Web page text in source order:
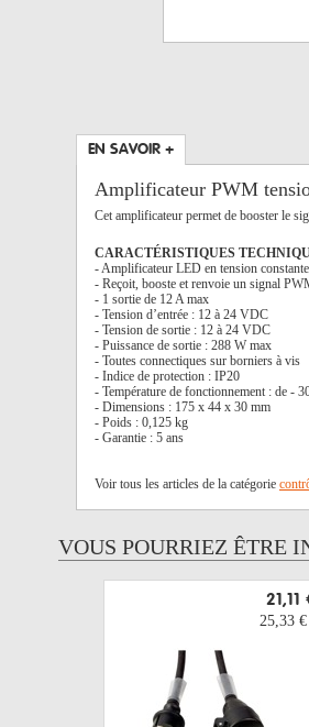
EN SAVOIR +
Amplificateur PWM
Cet amplificateur permet de booster le
CARACTÉRISTIQUES
- Amplificateur LED en tension constante
- Reçoit, booste et renvoie un signal
- 1 sortie de 12 A max
- Tension d’entrée : 12 à 24 VDC
- Tension de sortie : 12 à 24 VDC
- Puissance de sortie : 288 W max
- Toutes connectiques sur borniers à vis
- Indice de protection : IP20
- Température de fonctionnement : de -
- Dimensions : 175 x 44 x 30 mm
- Poids : 0,125 kg
- Garantie : 5 ans
Voir tous les articles de la catégorie
VOUS POURRIEZ ÊTRE
21,11
25,33 €